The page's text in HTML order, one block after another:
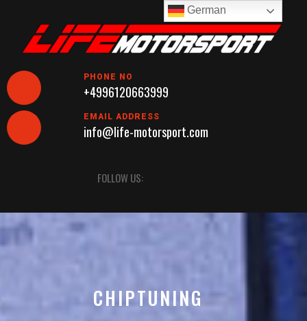
content
PHONE NO
+4996120663999
EMAIL ADDRESS
info@life-motorsport.com
Button
FOLLOW US:
CHIPTUNING
German